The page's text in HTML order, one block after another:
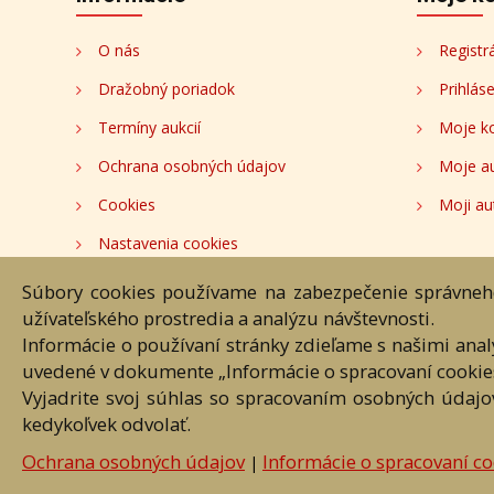
O nás
Dražobný poriadok
Termíny aukcií
Ochrana osobných údajov
Cookies
Nastavenia cookies
Moje
Moje
Moji
Hlavná
Akékoľvek používanie
Súbory cookies používame na zabezpečenie
užívateľského prostredia a analýzu návštevnosti.
Informácie o používaní stránky zdieľame s našimi
uvedené v dokumente „Informácie o spracovaní
Vyjadrite svoj súhlas so spracovaním osobných
kedykoľvek odvolať.
Ochrana osobných údajov| Informácie o spracovaní